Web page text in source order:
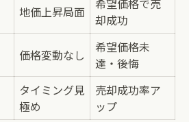
土地売却の知恵
負担を抑える方法まとめ
る土地売却の税制優遇策
最小限にするコツとは
の取得費・控除の活用法
地価上昇局面
希望価格で売
却成功
価格変動なし
希望価格未
達・後悔
タイミング見
極め
売却成功率ア
ップ